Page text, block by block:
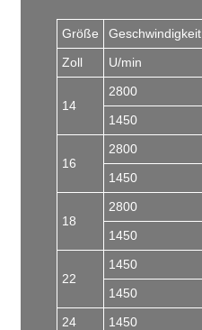
Größe Geschwindigkeit
Zoll
U/min
14
2800
1450
16
2800
1450
18
2800
1450
22
1450
1450
24
1450